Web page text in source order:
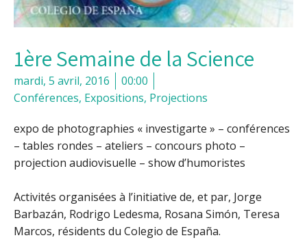
1ère Semaine de la Science
mardi, 5 avril, 2016
00:00
Conférences, Expositions, Projections
expo de photographies « investigarte » – conférences
– tables rondes – ateliers – concours photo –
projection audiovisuelle – show d’humoristes
Activités organisées à l’initiative de, et par, Jorge
Barbazán, Rodrigo Ledesma, Rosana Simón, Teresa
Marcos, résidents du Colegio de España.